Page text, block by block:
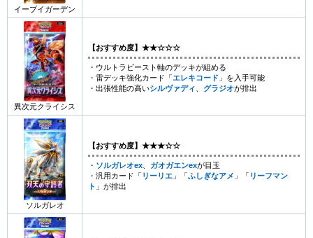
イーブイガーデン
異次元クライシス
【おすすめ度】★★☆☆☆
・ウルトラビースト軸のデッキが組める
・雷デッキ強化カード「エレキコード 」を入手可能
・出張性能の高いシルヴァディ グラジオが排出
ソルガレオ
【おすすめ度】★★★☆☆
・ ソルガレオex ガオガエンexが目玉
・汎用カード「 リーリエ 」「ふしぎなアメ 」「 リーフマン
ト 」が排出